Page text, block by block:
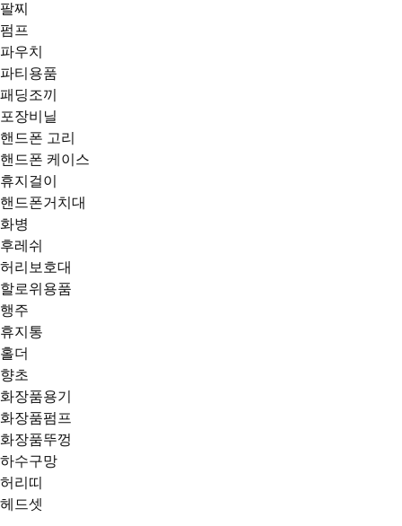
팔찌
펌프
파우치
파티용품
패딩조끼
포장비닐
핸드폰 고리
핸드폰 케이스
휴지걸이
핸드폰거치대
화병
후레쉬
허리보호대
할로위용품
행주
휴지통
홀더
향초
화장품용기
화장품펌프
화장품뚜껑
하수구망
허리띠
헤드셋